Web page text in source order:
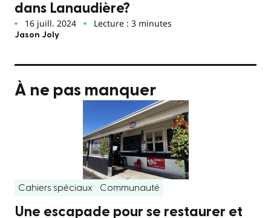
dans Lanaudière?
16 juill. 2024 Lecture : 3 minutes
Jason Joly
À ne pas manquer
Cahiers spéciaux Communauté
Une escapade pour se restaurer et